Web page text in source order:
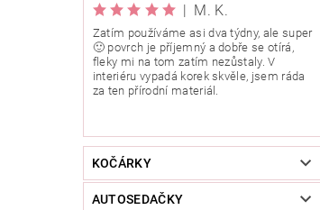
| M. K.
Zatím používáme asi dva týdny, ale super
🙂 povrch je příjemný a dobře se otírá,
fleky mi na tom zatím nezůstaly. V
interiéru vypadá korek skvěle, jsem ráda
za ten přírodní materiál.
KOČÁRKY
AUTOSEDAČKY